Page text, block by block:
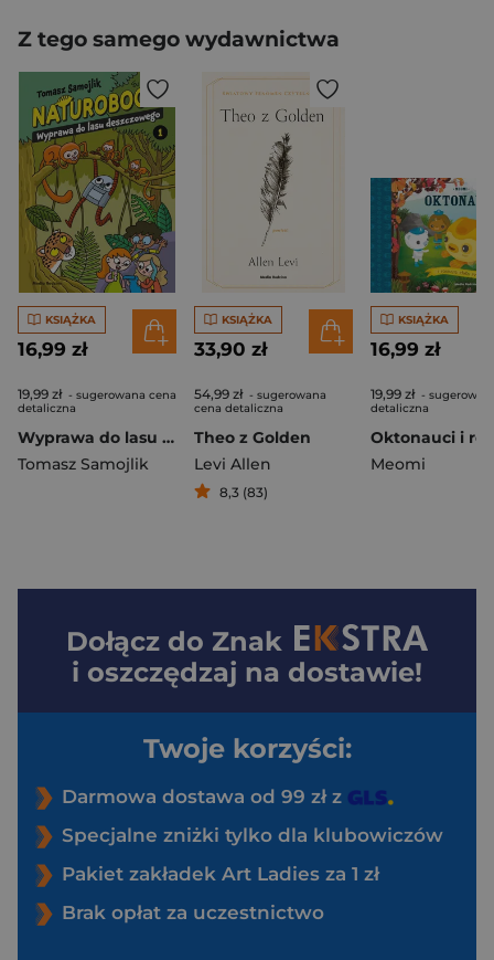
Z tego samego wydawnictwa
KSIĄŻKA
16,99 zł
19,99 zł - sugerowana cena
detaliczna
Wyprawa do lasu deszczowego. Naturobocik. Tom 1
Tomasz Samojlik
KSIĄŻKA
33,90 zł
54,99 zł - sugerowana
cena detaliczna
Theo z Golden
Levi Allen
8,3 (83)
KSIĄŻKA
16,99 zł
19,99 zł -
detaliczna
Meomi
Dołącz do Znak
i oszczędzaj na dostawie!
Twoje korzyści:
Darmowa dostawa od 99 zł z
Specjalne zniżki tylko dla klubowiczów
Pakiet zakładek Art Ladies za 1 zł
Brak opłat za uczestnictwo